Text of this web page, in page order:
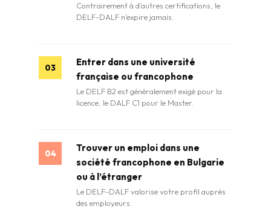
Contrairement à d’autres certifications, le
DELF-DALF n’expire jamais.
03
Entrer dans une université
française ou francophone
Le DELF B2 est généralement exigé pour la
licence, le DALF C1 pour le Master.
04
Trouver un emploi dans une
société francophone en Bulgarie
ou à l’étranger
Le DELF-DALF valorise votre profil auprès
des employeurs.